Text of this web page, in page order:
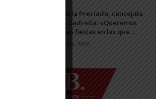
María Preciado, concejala
de Cadreita: «Queremos
unas fiestas en las que...
7 julio, 2026